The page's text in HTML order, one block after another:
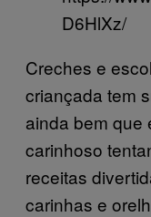
D6HlXz/
Creches e
criançada tem
ainda bem que
carinhoso
receitas
carinhas e